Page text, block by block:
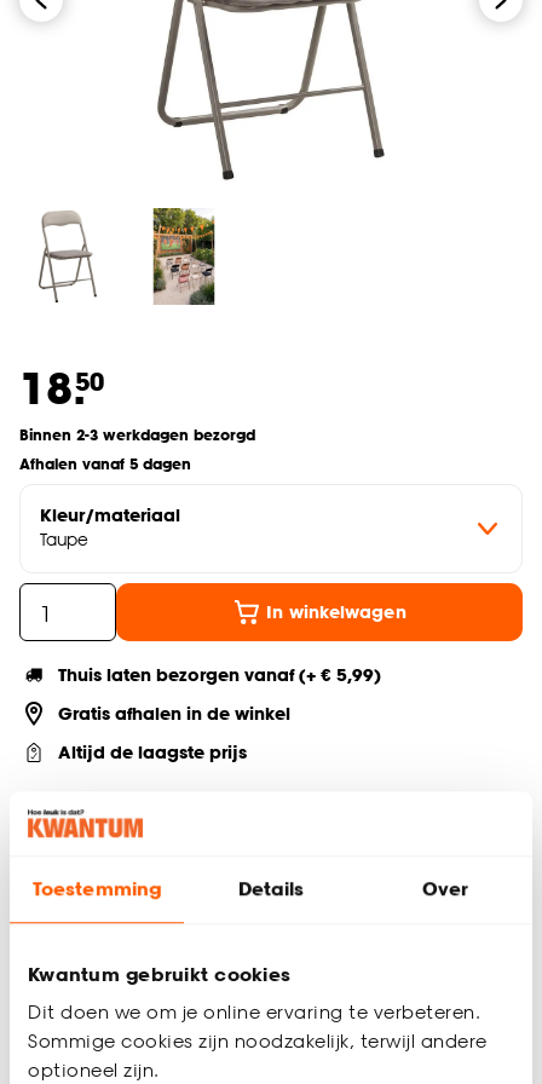
Toestemming Details Over
Kwantum gebruikt cookies
Dit doen we om je online ervaring te verbeteren.
Sommige cookies zijn noodzakelijk, terwijl andere
optioneel zijn.
18.50
Binnen 2-3 werkdagen bezorgd
Afhalen vanaf 5 dagen
Kleur/materiaal
Taupe
In winkelwagen
Thuis laten bezorgen vanaf (+ € 5,99)
Gratis afhalen in de winkel
Altijd de laagste prijs
Deel jouw product & volg ons op social
Taupe klapstoel
Lichtgewicht en makkelijk te verplaatsen
Afmetingen: 48 × 43 × 79 cm (l × b × h)
Ideaal als extra zitplaats